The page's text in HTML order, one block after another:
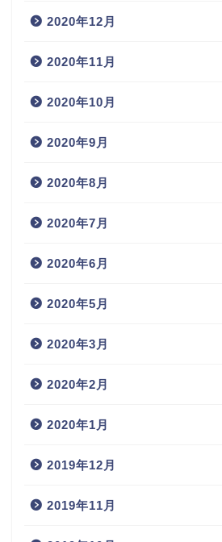
2020年12月
2020年11月
2020年10月
2020年9月
2020年8月
2020年7月
2020年6月
2020年5月
2020年3月
2020年2月
2020年1月
2019年12月
2019年11月